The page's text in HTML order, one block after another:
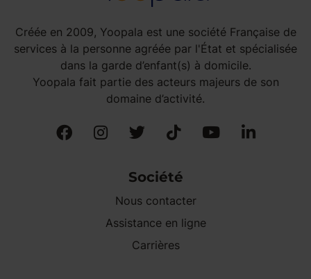
Créée en 2009, Yoopala est une société Française de
services à la personne agréée par l'État et spécialisée
dans la garde d’enfant(s) à domicile.
Yoopala fait partie des acteurs majeurs de son
domaine d’activité.
Société
Nous contacter
Assistance en ligne
Carrières